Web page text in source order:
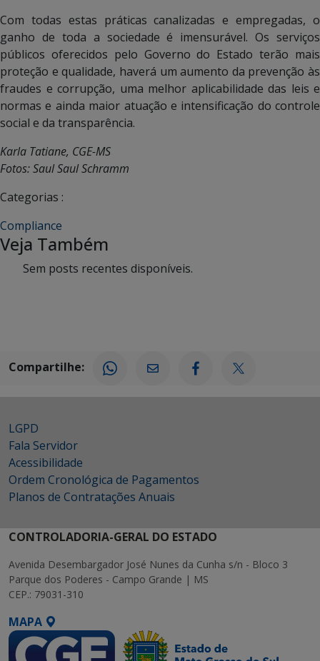
Com todas estas práticas canalizadas e empregadas, o
ganho de toda a sociedade é imensurável. Os serviços
públicos oferecidos pelo Governo do Estado terão mais
proteção e qualidade, haverá um aumento da prevenção às
fraudes e corrupção, uma melhor aplicabilidade das leis e
normas e ainda maior atuação e intensificação do controle
social e da transparência.
Karla Tatiane, CGE-MS
Fotos: Saul Saul Schramm
Categorias :
Compliance
Veja Também
Sem posts recentes disponíveis.
Compartilhe:
LGPD
Fala Servidor
Acessibilidade
Ordem Cronológica de Pagamentos
Planos de Contratações Anuais
CONTROLADORIA-GERAL DO ESTADO
Avenida Desembargador José Nunes da Cunha s/n - Bloco 3
Parque dos Poderes - Campo Grande | MS
CEP.: 79031-310
MAPA